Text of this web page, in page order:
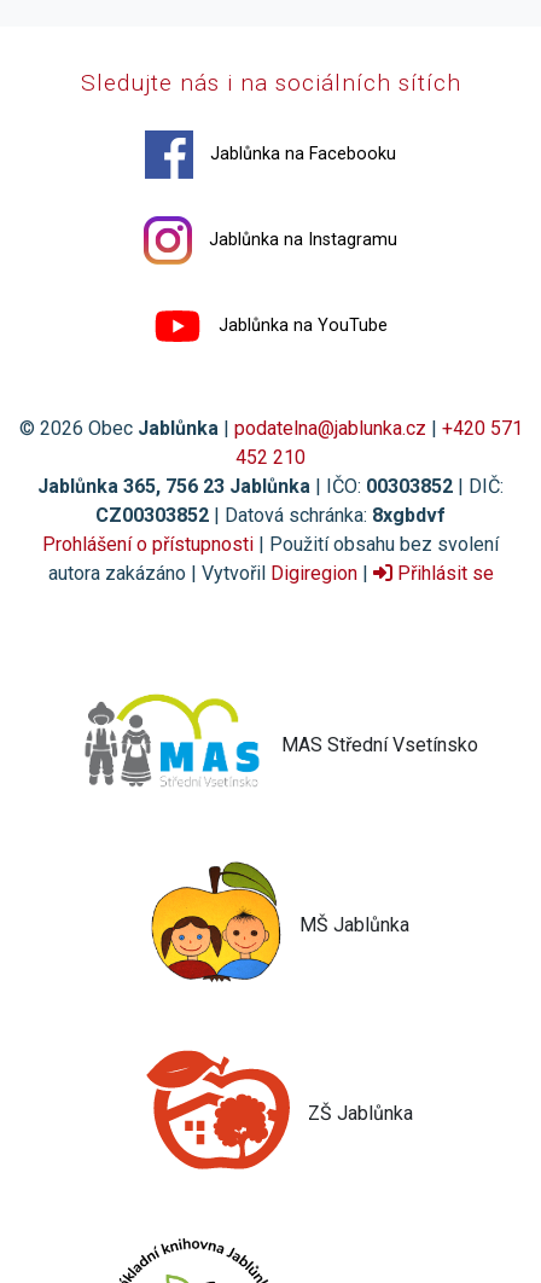
Sledujte nás i na sociálních sítích
Jablůnka na Facebooku
Jablůnka na Instagramu
Jablůnka na YouTube
© 2026 Obec Jablůnka | podatelna@jablunka.cz | +420 571
452 210
Jablůnka 365, 756 23 Jablůnka | IČO: 00303852 | DIČ:
CZ00303852 | Datová schránka: 8xgbdvf
Prohlášení o přístupnosti | Použití obsahu bez svolení
autora zakázáno | Vytvořil Digiregion| Přihlásit se
MAS Střední Vsetínsko
MŠ Jablůnka
ZŠ Jablůnka